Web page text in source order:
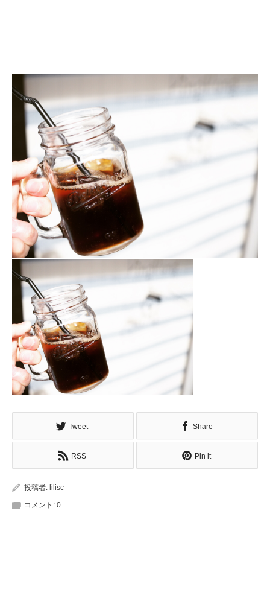
Tweet Share
RSS Pin it
投稿者: lilisc
コメント: 0